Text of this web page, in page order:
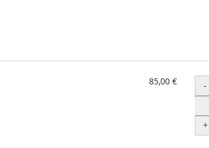
85,00 € -
+